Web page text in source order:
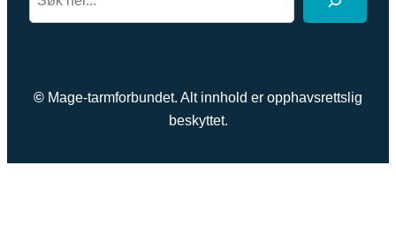
h
© Mage-tarmforbundet. Alt innhold er opphavsrettslig
beskyttet.